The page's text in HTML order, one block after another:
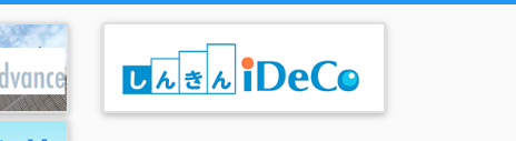
、利用することに同意します。
の居住地を確認するために必要な情報や、与信